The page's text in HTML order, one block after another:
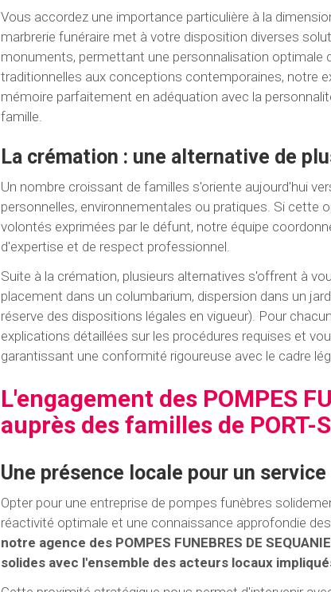
Vous accordez une importance particulière à la
marbrerie funéraire met à votre disposition diverses
monuments, permettant une personnalisation optimale
traditionnelles aux conceptions contemporaines, notre
mémoire parfaitement en adéquation avec la
famille.
La crémation : une alternative de
Un nombre croissant de familles s'oriente aujourd'hui
personnelles, environnementales ou pratiques. Si cette
volontés exprimées par le défunt, notre équipe
d'expertise et de respect professionnel.
Suite à la crémation, plusieurs alternatives s'offrent à
placement dans un columbarium, dispersion dans un
réserve des dispositions légales en vigueur). Pour
explications détaillées sur les procédures requises et
garantissant une conformité rigoureuse avec le cadre
L'engagement des POMPES
auprès des familles de PORT-
Une présence locale pour un
Opter pour une entreprise de pompes funèbres
réactivité optimale et une connaissance approfondie
notre agence des POMPES FUNEBRES DE
solides avec l'ensemble des acteurs locaux